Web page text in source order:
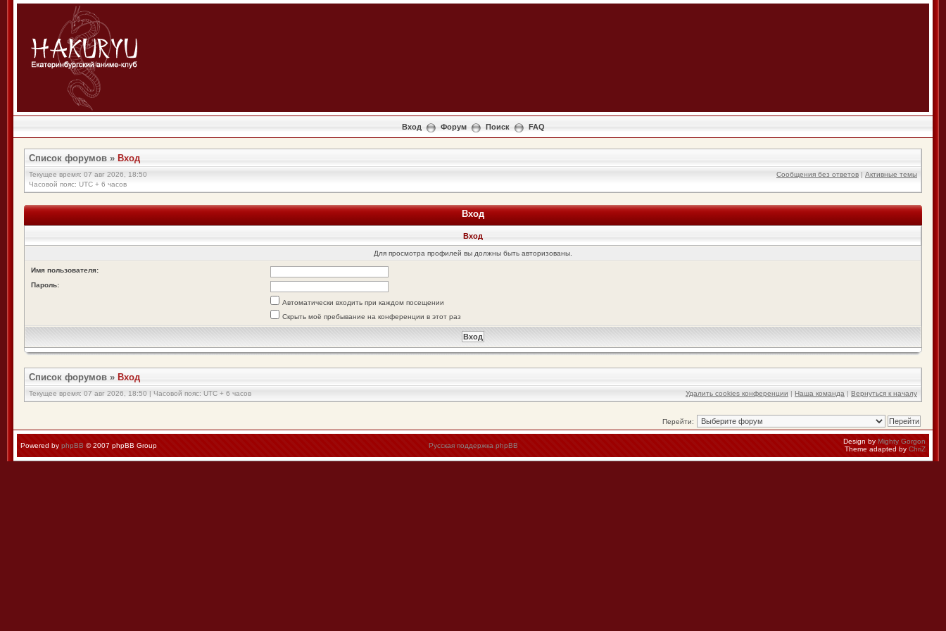
Вход Форум Поиск FAQ
Список форумов » Вход
Текущее время: 07 авг 2026, 18:50
Часовой пояс: UTC + 6 часов
Сообщения без ответов | Активные темы
Вход
Вход
Для просмотра профилей вы должны быть авторизованы.
Имя пользователя:
Пароль:
Автоматически входить при каждом посещении
Скрыть моё пребывание на конференции в этот раз
Список форумов » Вход
Текущее время: 07 авг 2026, 18:50 | Часовой пояс: UTC + 6 часов Удалить cookies конференции | Наша команда | Вернуться к началу
Перейти:
Powered by phpBB © 2007 phpBB Group Русская поддержка phpBB
Design by Mighty Gorgon
Theme adapted by ChriZ